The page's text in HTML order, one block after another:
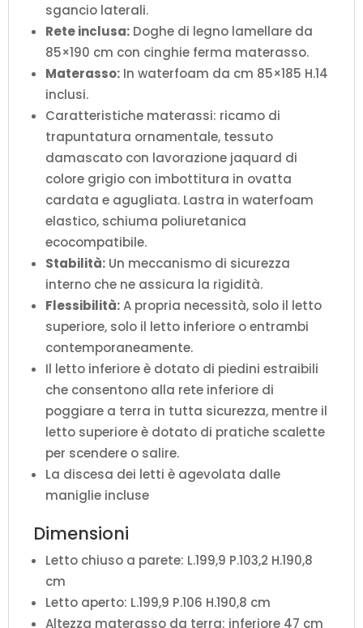
sgancio laterali.
Rete inclusa: Doghe di legno lamellare da
85×190 cm con cinghie ferma materasso.
Materasso: In waterfoam da cm 85×185 H.14
inclusi.
Caratteristiche materassi: ricamo di
trapuntatura ornamentale, tessuto
damascato con lavorazione jaquard di
colore grigio con imbottitura in ovatta
cardata e agugliata. Lastra in waterfoam
elastico, schiuma poliuretanica
ecocompatibile.
Stabilità: Un meccanismo di sicurezza
interno che ne assicura la rigidità.
Flessibilità:A propria necessità, solo il letto
superiore, solo il letto inferiore o entrambi
contemporaneamente.
Il letto inferiore è dotato di piedini estraibili
che consentono alla rete inferiore di
poggiare a terra in tutta sicurezza, mentre il
letto superiore è dotato di pratiche scalette
per scendere o salire.
La discesa dei letti è agevolata dalle
maniglie incluse
Dimensioni
Letto chiuso a parete: L.199,9 P.103,2 H.190,8
cm
Letto aperto: L.199,9 P.106 H.190,8 cm
Altezza materasso da terra: inferiore 47 cm